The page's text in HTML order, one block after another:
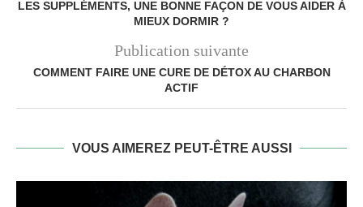
LES SUPPLÉMENTS, UNE BONNE FAÇON DE VOUS AIDER À
MIEUX DORMIR ?
Publication suivante
COMMENT FAIRE UNE CURE DE DÉTOX AU CHARBON
ACTIF
VOUS AIMEREZ PEUT-ÊTRE AUSSI